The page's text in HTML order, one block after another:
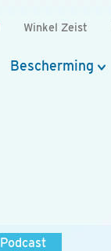
Winkel Zeist
Bescherming
Podcast